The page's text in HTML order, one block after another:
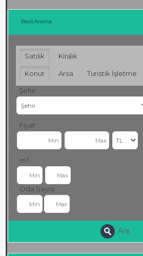
Basit Arama
Satılık Kiralık
Konut Arsa Turistik İşletme
Şehir
Fiyat
m²
Oda Sayısı
Ara